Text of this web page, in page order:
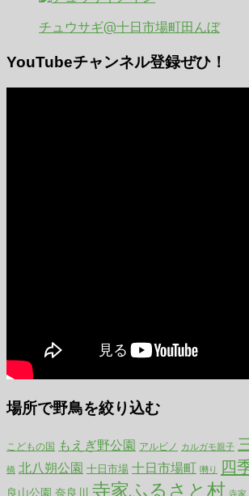
チュウサギ@十日市場町田んぼ
YouTubeチャンネル登録ぜひ！
場所で野鳥を絞り込む
こどもの国 もえぎ野公園 アルビノ カルガモ親子
橋 北八朔公園 十日市場 十日市場町 囀り 四
良山公園 奈良川 寺家ふるさと村 寺家